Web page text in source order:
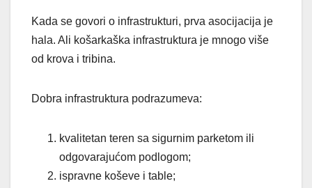
Kada se govori o infrastrukturi, prva asocijacija je
hala. Ali košarkaška infrastruktura je mnogo više
od krova i tribina.
Dobra infrastruktura podrazumeva:
kvalitetan teren sa sigurnim parketom ili
odgovarajućom podlogom;
ispravne koševe i table;